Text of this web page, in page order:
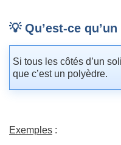
💡 Qu’est-ce
Si tous les côtés d’un
que c’est un polyèdre.
Exemples :